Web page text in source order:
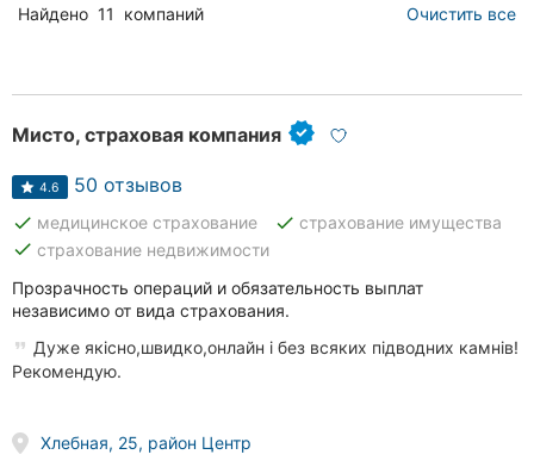
Ветеринарные
Частные
Автошколы
Рестораны
Все
рубрики
Все
Найдено 11 компаний Очистить все
Мисто, страховая компания
4.6 50 отзывов
done медицинское страхование done страхование имущества
done страхование недвижимости
Прозрачность операций и обязательность выплат
независимо от вида страхования.
Дуже якісно,швидко,онлайн і без всяких підводних камнів!
Рекомендую.
Хлебная, 25, район Центр